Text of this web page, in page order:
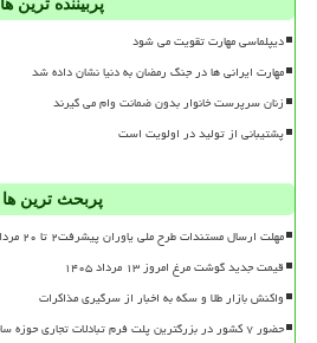
پربیننده ترین ها
دیپلماسی مهارت تقویت می شود
مهارت ایرانی ها در جنگ رمضان به دنیا نشان داده شد
زنان سرپرست خانوار بدون ضمانت وام می گیرند
پشتیبانی از تولید در اولویت است
پربحث ترین ها
مهلت ارسال مستندات طرح ملی یاوران پیشرفت۲ تا ۲۰ مرداد تمدید گردید
قیمت جدید گوشت مرغ امروز ۱۳ مرداد ۱۴۰۵
واکنش بازار طلا و سکه به اخبار از سرگیری مذاکرات
حضور ۷ کشور در بزرگترین پلت فرم تبادلات تجاری حوزه ساخت وساز